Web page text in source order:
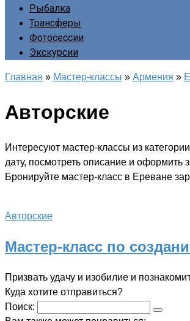
Рыбалка
Трансферы
Фотосессии
Экскурсии
Главная » Мастер-классы » Армения »
Авторские
Интересуют мастер-классы из
дату, посмотреть описание и
Бронируйте мастер-класс в Ереване
Авторские
Мастер-класс по
Призвать удачу и изобилие и
Куда хотите отправиться?
Поиск: